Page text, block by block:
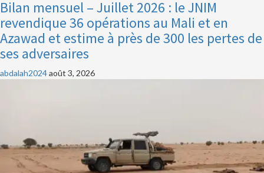
Bilan mensuel – Juillet 2026 : le JNIM
revendique 36 opérations au Mali et en
Azawad et estime à près de 300 les pertes de
ses adversaires
abdalah2024août 3, 2026